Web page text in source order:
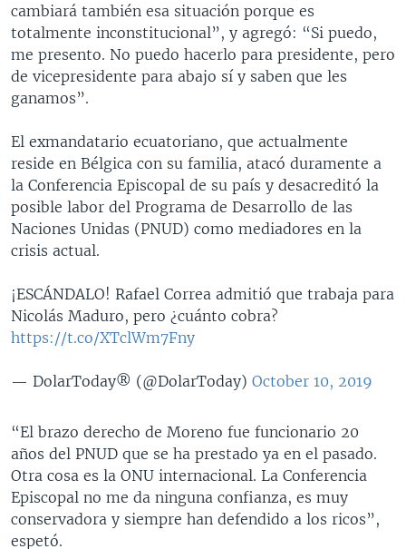
cambiará también esa situación porque es
totalmente inconstitucional”, y agregó: “Si puedo,
me presento. No puedo hacerlo para presidente, pero
de vicepresidente para abajo sí y saben que les
ganamos”.
El exmandatario ecuatoriano, que actualmente
reside en Bélgica con su familia, atacó duramente a
la Conferencia Episcopal de su país y desacreditó la
posible labor del Programa de Desarrollo de las
Naciones Unidas (PNUD) como mediadores en la
crisis actual.
¡ESCÁNDALO! Rafael Correa admitió que trabaja para
Nicolás Maduro, pero ¿cuánto cobra?
https://t.co/XTclWm7Fny
— DolarToday® (@DolarToday) October 10, 2019
“El brazo derecho de Moreno fue funcionario 20
años del PNUD que se ha prestado ya en el pasado.
Otra cosa es la ONU internacional. La Conferencia
Episcopal no me da ninguna confianza, es muy
conservadora y siempre han defendido a los ricos”,
espetó.